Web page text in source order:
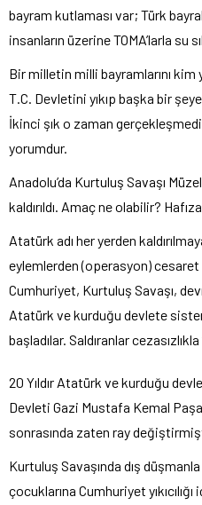
bayram kutlaması var; Türk
insanların üzerine TOMA’larla su
Bir milletin milli bayramlarını
T.C. Devletini yıkıp başka bir
İkinci şık o zaman
yorumdur.
Anadolu’da Kurtuluş Savaşı
kaldırıldı. Amaç ne olabilir?
Atatürk adı her yerden
eylemlerden (operasyon) cesaret
Cumhuriyet, Kurtuluş Savaşı,
Atatürk ve kurduğu devlete
başladılar. Saldıranlar
20 Yıldır Atatürk ve kurduğu
Devleti Gazi Mustafa Kemal
sonrasında zaten ray
Kurtuluş Savaşında dış
çocuklarına Cumhuriyet